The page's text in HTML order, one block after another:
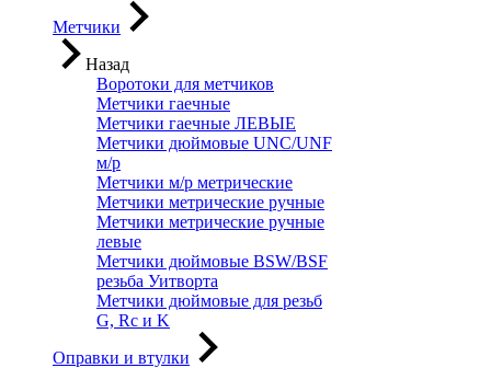
Метчики
Назад
Воротоки для метчиков
Метчики гаечные
Метчики гаечные ЛЕВЫЕ
Метчики дюймовые UNC/UNF
м/р
Метчики м/р метрические
Метчики метрические ручные
Метчики метрические ручные
левые
Метчики дюймовые BSW/BSF
резьба Уитворта
Метчики дюймовые для резьб
G, Rc и K
Оправки и втулки